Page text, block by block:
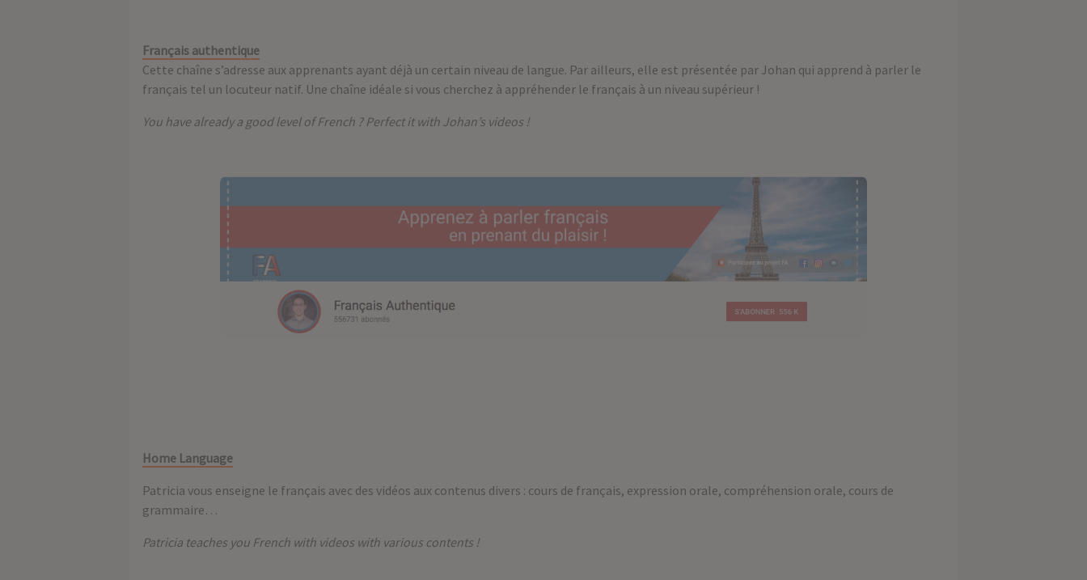
Français authentique
Cette chaîne s’adresse aux apprenants ayant déjà un certain niveau de langue. Par ailleurs, elle est présentée par Johan qui apprend à parler le
français tel un locuteur natif. Une chaîne idéale si vous cherchez à appréhender le français à un niveau supérieur !
You have already a good level of French ? Perfect it with Johan’s videos !
Home Language
Patricia vous enseigne le français avec des vidéos aux contenus divers : cours de français, expression orale, compréhension orale, cours de
grammaire…
Patricia teaches you French with videos with various contents !